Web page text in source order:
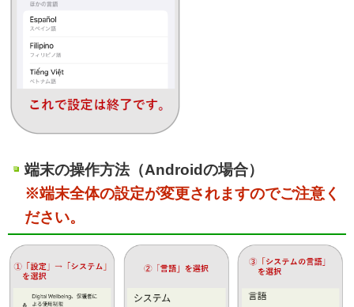
端末の操作方法（Androidの場合）
※端末全体の設定が変更されますのでご注意く
ださい。